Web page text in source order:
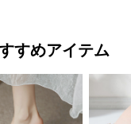
すめアイテム